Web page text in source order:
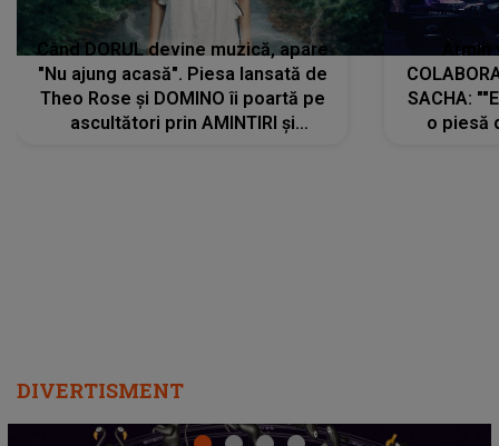
Când DORUL devine muzică, apare
"Nu ajung acasă". Piesa lansată de
Theo Rose și DOMINO îi poartă pe
ascultători prin AMINTIRI și
SACHA:
o piesă
DIVERTISMENT